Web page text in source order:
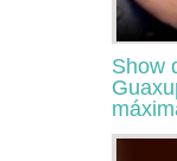
Show